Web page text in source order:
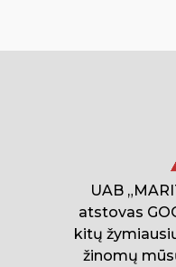
UAB
atstovas
kitų
žinomų